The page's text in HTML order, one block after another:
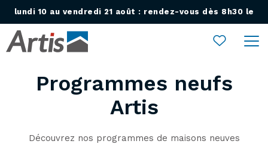
lundi 10 au vendredi 21 août : rendez-vous dès 8h30 le
Ouvrir le menu
Programmes neufs
Artis
Découvrez nos programmes de maisons neuves